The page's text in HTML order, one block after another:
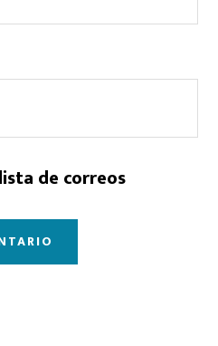
de correos